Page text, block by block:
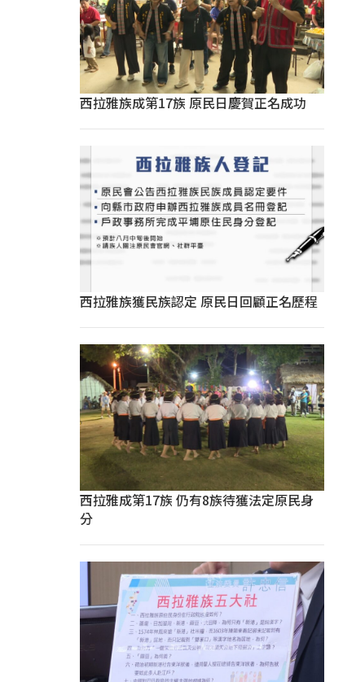
西拉雅族成第17族 原民日慶賀正名成功
西拉雅族獲民族認定 原民日回顧正名歷程
西拉雅成第17族 仍有8族待獲法定原民身
分